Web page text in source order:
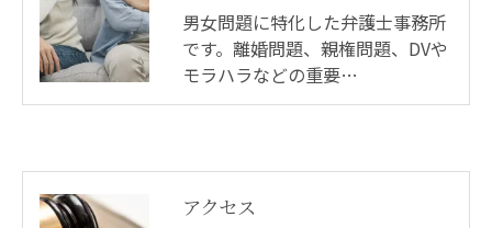
男女問題に特化した弁護士事務所
です。離婚問題、親権問題、DVや
モラハラなどの重要…
アクセス